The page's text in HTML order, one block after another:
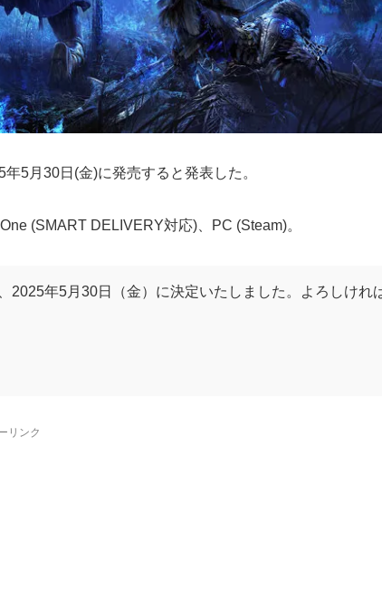
5月30日(金)に発売すると発表した。
(SMART DELIVERY対応)、PC (Steam)。
年5月30日（金）に決定いたしました。よろしけれ
リンク